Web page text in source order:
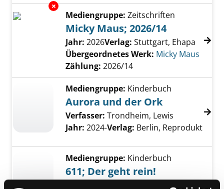
Exemplar-Details von Micky Maus; 2026/14
Mediengruppe: Zeitschriften
Micky Maus; 2026/14
Suche nach diesem Verfasser
Jahr: 2026Verlag: Stuttgart, Ehapa
Übergeordnetes Werk: Micky Maus
Zählung: 2026/14
Mediengruppe: Kinderbuch
Aurora und der Ork
Verfasser: Trondheim, Lewis
Jahr: 2024-Verlag: Berlin, Reprodukt
Mediengruppe: Kinderbuch
611; Der geht rein!
Suche nach diesem Verfasser